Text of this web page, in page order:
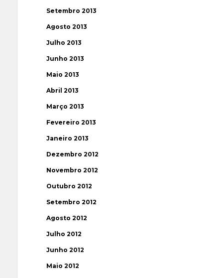
Setembro 2013
Agosto 2013
Julho 2013
Junho 2013
Maio 2013
Abril 2013
Março 2013
Fevereiro 2013
Janeiro 2013
Dezembro 2012
Novembro 2012
Outubro 2012
Setembro 2012
Agosto 2012
Julho 2012
Junho 2012
Maio 2012